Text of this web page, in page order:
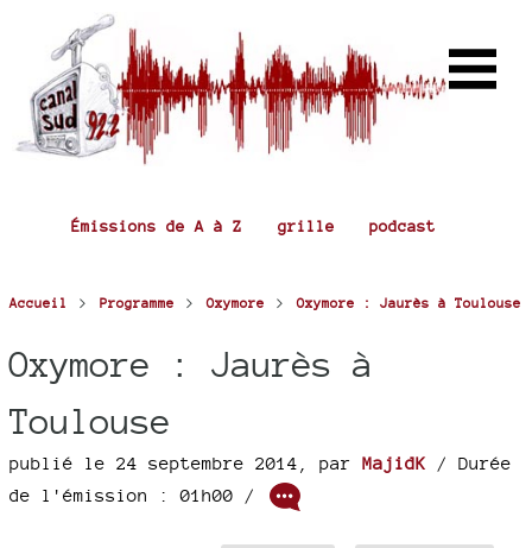
Émissions de A à Z grille podcast
Accueil > Programme >Oxymore >Oxymore : Jaurès à Toulouse
Oxymore : Jaurès à
Toulouse
publié le 24 septembre 2014 par MajidK
/ Durée
de l'émission : 01h00 /